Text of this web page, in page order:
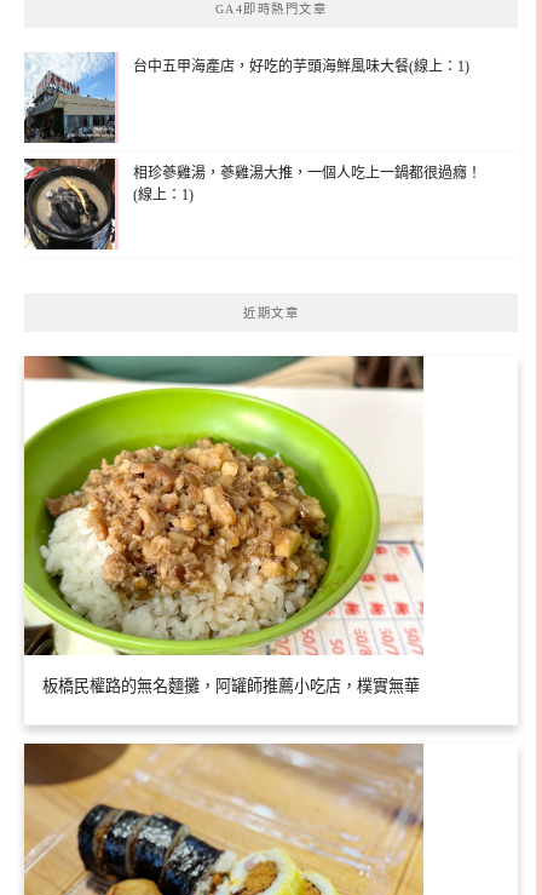
GA4即時熱門文章
台中五甲海產店，好吃的芋頭海鮮風味大餐(線上：1)
相珍蔘雞湯，蔘雞湯大推，一個人吃上一鍋都很過癮！
(線上：1)
近期文章
板橋民權路的無名麵攤，阿罐師推薦小吃店，樸實無華